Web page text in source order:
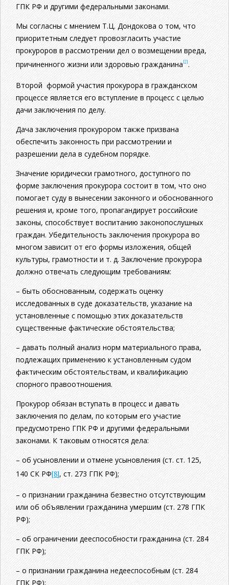
ГПК РФ и другими федеральными законами.
Мы согласны с мнением Т.Ц. Дондокова о том, что
приоритетным следует провозгласить участие
прокуроров в рассмотрении дел о возмещении вреда,
причиненного жизни или здоровью гражданина [7].
Второй формой участия прокурора в гражданском
процессе является его вступление в процесс с целью
дачи заключения по делу.
Дача заключения прокурором также призвана
обеспечить закон­ность при рассмотрении и
разрешении дела в судебном порядке.
Значение юридически грамотного, доступного по
форме заключения прокурора состоит в том, что оно
помогает суду в вынесении законного и обоснованного
решения и, кроме того, пропагандирует российские
законы, способствует воспитанию законопослушных
граждан. Убедительность заключения прокурора во
многом зависит от его формы изложения, общей
культуры, грамотности и т. д. Заключение прокурора
должно отвечать следующим требованиям:
– быть обоснованным, содержать оценку
исследованных в суде доказательств, указание на
установленные с помощью этих доказательств
существенные фактические обстоятельства;
– давать полный анализ норм материального права,
подлежащих применению к установленным судом
фактическим обстоятельствам, и квалификацию
спорного правоотношения.
Прокурор обязан вступать в процесс и давать
заключения по делам, по которым его участие
предусмотрено ГПК РФ и другими федеральными
законами. К таковым относятся дела:
– об усыновлении и отмене усыновления (ст. ст. 125,
140 СК РФ[8], ст. 273 ГПК РФ);
– о признании гражданина безвестно отсутствующим
или об объявлении гражданина умершим (ст. 278 ГПК
РФ);
– об ограничении дееспособности гражданина (ст. 284
ГПК РФ);
– о признании гражданина недееспособным (ст. 284
ГПК РФ);